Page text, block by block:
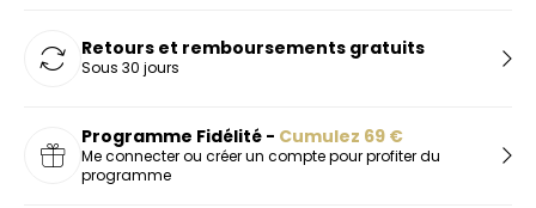
Retours et remboursements gratuits
Sous 30 jours
Programme Fidélité - Cumulez 69 €
Me connecter ou créer un compte pour profiter du
programme